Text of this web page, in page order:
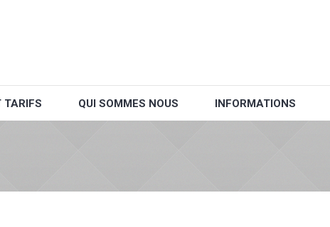
TARIFS QUI SOMMES NOUS INFORMATIONS